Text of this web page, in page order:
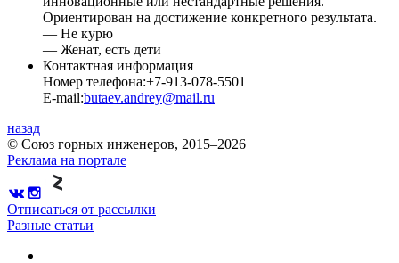
Ориентирован на достижение конкретного результата.
— Не курю
— Женат, есть дети
Контактная информация
Номер телефона:+7-913-078-5501
E-mail:butaev.andrey@mail.ru
назад
© Союз горных инженеров, 2015–2026
Реклама на портале
Отписаться от рассылки
Разные статьи